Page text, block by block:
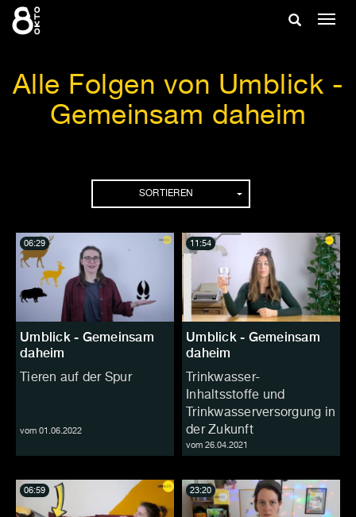
Zum
Inhalt
Suche
Alle Folgen von Umblick -
Gemeinsam daheim
SORTIEREN
Umblick - Gemeinsam
daheim
Tieren auf der Spur
vom 01.06.2022
06:29
Umblick - Gemeinsam
daheim
Trinkwasser-
Inhaltsstoffe und
Trinkwasserversorgung in
der Zukunft
vom 26.04.2021
11:54
06:59 23:20